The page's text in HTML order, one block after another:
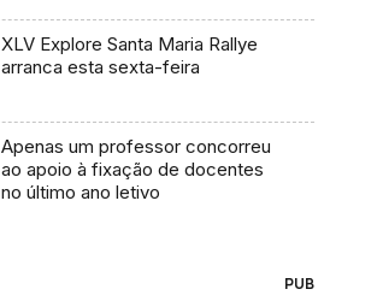
XLV Explore Santa Maria Rallye
arranca esta sexta-feira
Apenas um professor concorreu
ao apoio à fixação de docentes
no último ano letivo
PUB